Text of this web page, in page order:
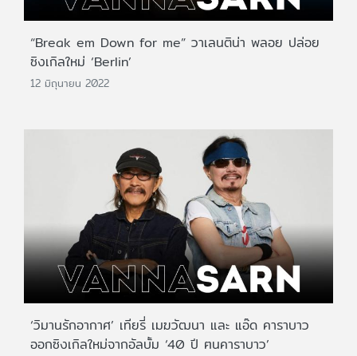
“Break em Down for me” วาเลนติน่า พลอย ปล่อย
ซิงเกิลใหม่ ‘Berlin’
12 มิถุนายน 2022
‘วิมานรักอากาศ’ เทียรี่ เมฆวัฒนา และ แอ๊ด คาราบาว
ออกซิงเกิลใหม่จากอัลบั้ม ‘40 ปี ฅนคาราบาว’